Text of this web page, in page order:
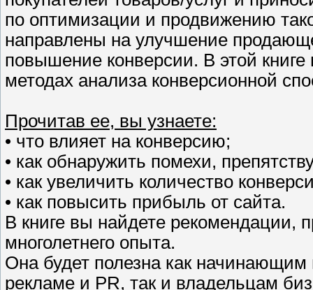
по оптимизации и продвижению
направлены на улучшение
повышение конверсии. В этой
методах анализа конверсионной
Прочитав ее, вы узнаете:
• что влияет на конверсию;
• как обнаружить помехи,
• как увеличить количество
• как повысить прибыль от сайта.
В книге вы найдете рекомендации,
многолетнего опыта.
Она будет полезна как
рекламе и PR, так и владельцам